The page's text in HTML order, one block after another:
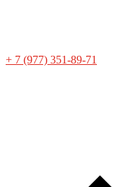
+ 7 (977) 351-89-71